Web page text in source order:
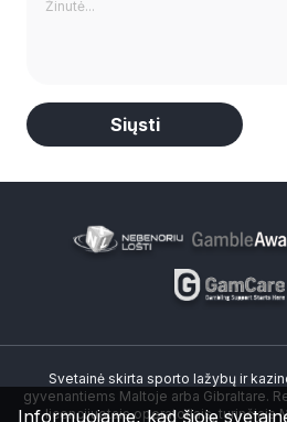
Svetainė skirta sporto lažybų ir
gyvenantiems Maltoje arba Gibraltare.
licencijuotais operatoriais, turinčiais
Informuojame, kad šioje